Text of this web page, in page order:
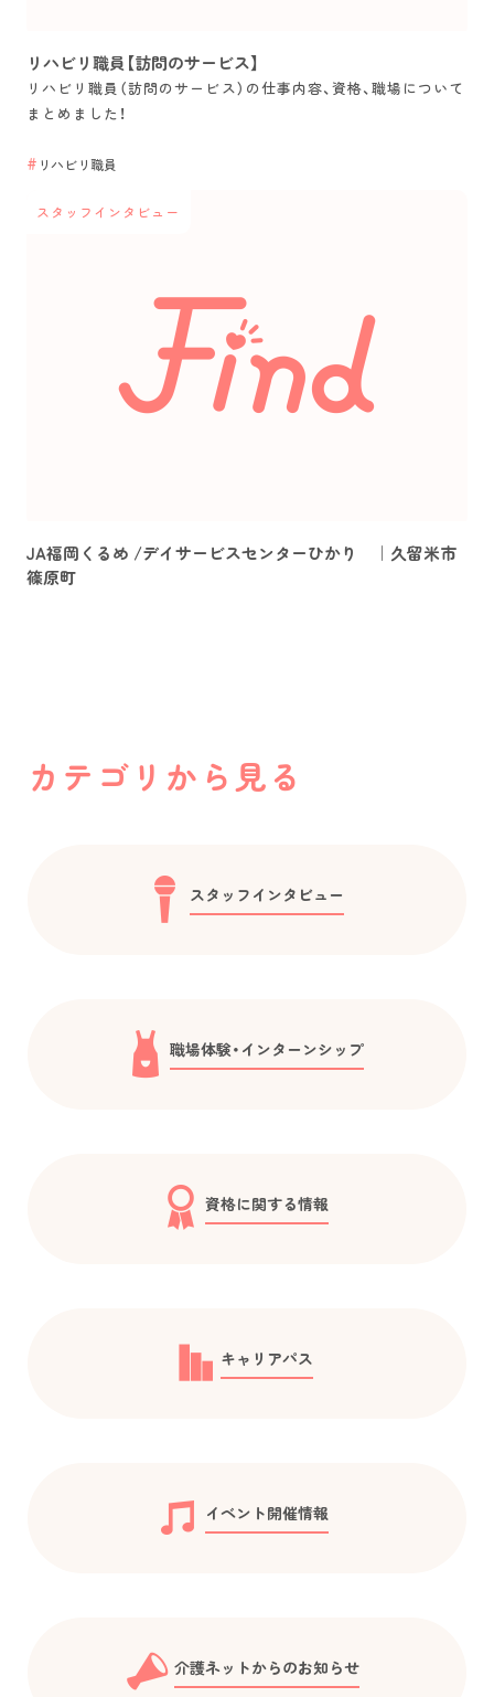
リハビリ職員【訪問のサービス】
リハビリ職員（訪問のサービス）の仕事内容、資格、職場について
まとめました！
リハビリ職員
スタッフインタビュー
JA福岡くるめ /デイサービスセンターひかり ｜久留米市
篠原町
カテゴリから見る
スタッフインタビュー
職場体験・インターンシップ
資格に関する情報
キャリアパス
イベント開催情報
介護ネットからのお知らせ